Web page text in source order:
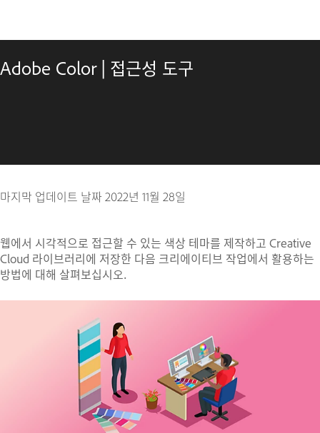
Adobe Color | 접근성 도구
마지막 업데이트 날짜2022년 11월 28일
웹에서 시각적으로 접근할 수 있는 색상 테마를 제작하고 Creative
Cloud 라이브러리에 저장한 다음 크리에이티브 작업에서 활용하는
방법에 대해 살펴보십시오.